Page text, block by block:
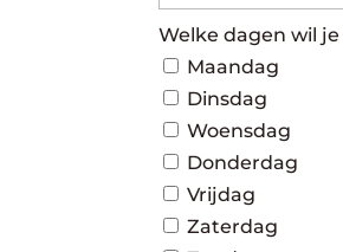
Welke dagen wil
Maandag
Dinsdag
Woensdag
Donderdag
Vrijdag
Zaterdag